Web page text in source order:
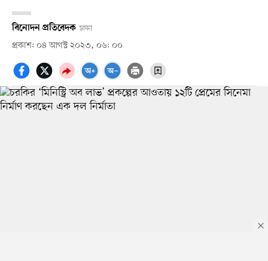
বিনোদন প্রতিবেদক ঢাকা
প্রকাশ: ০৪ আগস্ট ২০২৩, ০৬: ০০